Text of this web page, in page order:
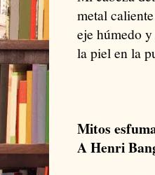
metal
eje húmedo
la piel en la
Mitos
A Henri